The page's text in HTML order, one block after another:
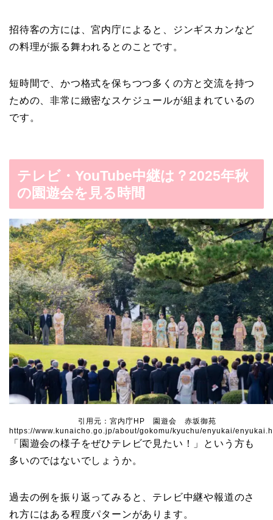
招待客の方には、宮内庁によると、ジンギスカンなど
の料理が振る舞われるとのことです。
短時間で、かつ格式を保ちつつ多くの方と交流を持つ
ための、非常に緻密なスケジュールが組まれているの
です。
テレビ・YouTube中継は？2025年秋
の園遊会を見る時間
引用元：宮内庁HP 園遊会 赤坂御苑
https://www.kunaicho.go.jp/about/gokomu/kyuchu/enyukai/
「園遊会の様子をぜひテレビで見たい！」という方も
多いのではないでしょうか。
過去の例を振り返ってみると、テレビ中継や報道のさ
れ方にはある程度パターンがあります。